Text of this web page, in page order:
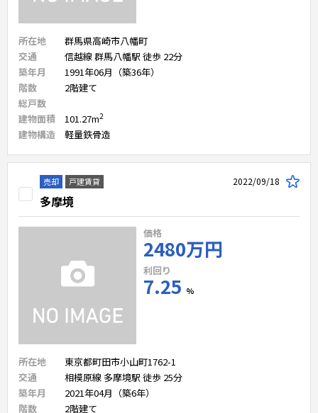
所在地
群馬県高崎市八幡町
交通
信越線 群馬八幡駅 徒歩 22分
築年月
1991年06月（築36年）
階数
2階建て
総戸数
建物面積
101.27m2
建物構造 軽量鉄骨造
売却 戸建賃貸
多摩境
2022/09/18
価格
2480万円
利回り
7.25 %
所在地
東京都町田市小山町1762-1
交通
相模原線 多摩境駅 徒歩 25分
築年月
2021年04月（築6年）
階数
2階建て